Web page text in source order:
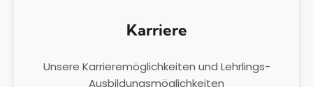
Karriere
Unsere Karrieremöglichkeiten und Lehrlings-
Ausbildungsmöglichkeiten